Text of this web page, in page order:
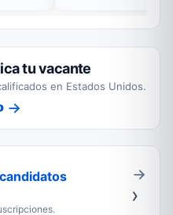
tu vacante
en Estados Unidos.